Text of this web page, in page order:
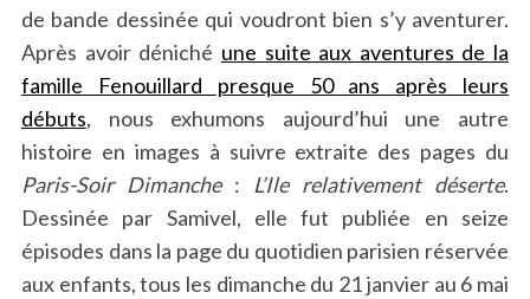
de bande dessinée qui voudront bien s’y aventurer.
Après avoir déniché une suite aux aventures de la
famille Fenouillard presque 50 ans après leurs
débuts, nous exhumons aujourd’hui une autre
histoire en images à suivre extraite des pages du
Paris-Soir Dimanche: L’Ile relativement déserte.
Dessinée par Samivel, elle fut publiée en seize
épisodes dans la page du quotidien parisien réservée
aux enfants, tous les dimanche du 21 janvier au 6 mai